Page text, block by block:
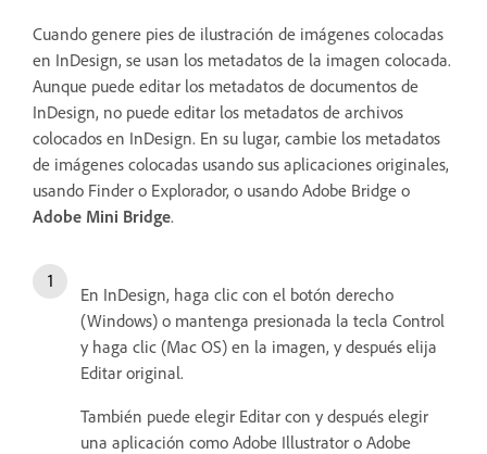
Cuando genere pies de ilustración de imágenes colocadas
en InDesign, se usan los metadatos de la imagen colocada.
Aunque puede editar los metadatos de documentos de
InDesign, no puede editar los metadatos de archivos
colocados en InDesign. En su lugar, cambie los metadatos
de imágenes colocadas usando sus aplicaciones originales,
usando Finder o Explorador, o usando Adobe Bridge o
Adobe Mini Bridge.
En InDesign, haga clic con el botón derecho
(Windows) o mantenga presionada la tecla Control
y haga clic (Mac OS) en la imagen, y después elija
Editar original.
También puede elegir Editar con y después elegir
una aplicación como Adobe Illustrator o Adobe